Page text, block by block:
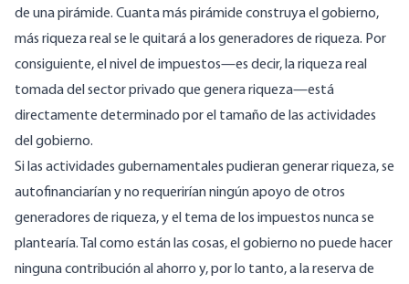
de una pirámide. Cuanta más pirámide construya el gobierno,
más riqueza real se le quitará a los generadores de riqueza. Por
consiguiente, el nivel de impuestos—es decir, la riqueza real
tomada del sector privado que genera riqueza—está
directamente determinado por el tamaño de las actividades
del gobierno.
Si las actividades gubernamentales pudieran generar riqueza, se
autofinanciarían y no requerirían ningún apoyo de otros
generadores de riqueza, y el tema de los impuestos nunca se
plantearía. Tal como están las cosas, el gobierno no puede hacer
ninguna contribución al ahorro y, por lo tanto, a la reserva de